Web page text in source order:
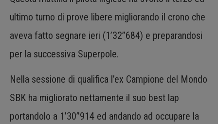
ultimo turno di prove libere migliorando il crono che
aveva fatto segnare ieri (1’32”684) e preparandosi
per la successiva Superpole.
Nella sessione di qualifica l’ex Campione del Mondo
SBK ha migliorato nettamente il suo best lap
portandolo a 1’30”914 ed andando ad occupare la